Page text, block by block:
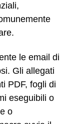
le email di
Gli allegati
PDF, fogli di
eseguibili o
o